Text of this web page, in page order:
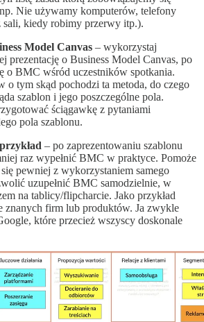
Nie używamy komputerów, telefony
sali, kiedy robimy przerwy itp.).
Model Canvas – wykorzystaj
prezentację o Business Model Canvas, po
o BMC wśród uczestników spotkania.
o tym skąd pochodzi ta metoda, do czego
szablon i jego poszczególne pola.
ściągawkę z pytaniami
pola szablonu.
– po zaprezentowaniu szablonu
raz wypełnić BMC w praktyce. Pomoże
pewniej z wykorzystaniem samego
uzupełnić BMC samodzielnie, w
na tablicy/flipcharcie. Jako przykład
znanych firm lub produktów. Ja zwykle
które przecież wszyscy doskonale